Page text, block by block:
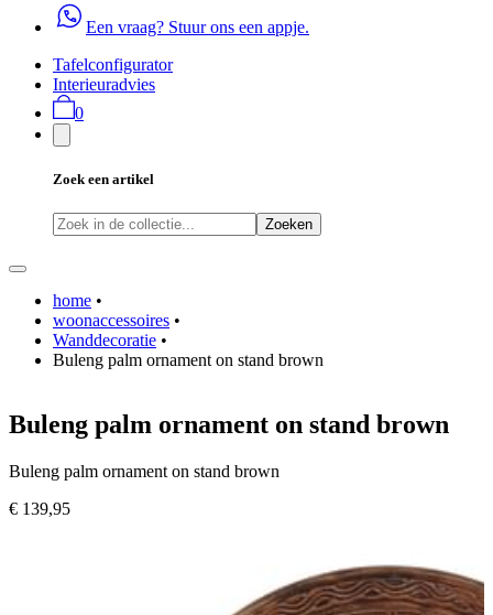
Een vraag? Stuur ons een appje.
Tafelconfigurator
Interieuradvies
0
Zoek een artikel
Zoeken
home •
woonaccessoires •
Wanddecoratie •
Buleng palm ornament on stand brown
Buleng palm ornament on stand brown
Buleng palm ornament on stand brown
€ 139,95